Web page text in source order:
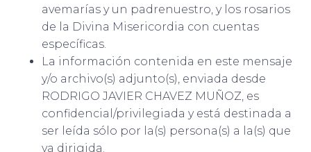
avemarías y un padrenuestro, y los rosarios
de la Divina Misericordia con cuentas
específicas.
La información contenida en este mensaje
y/o archivo(s) adjunto(s), enviada desde
RODRIGO JAVIER CHAVEZ MUÑOZ, es
confidencial/privilegiada y está destinada a
ser leída sólo por la(s) persona(s) a la(s) que
va dirigida.